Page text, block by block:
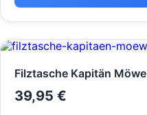
Filztasche Kapitän Möwe
39,95 €